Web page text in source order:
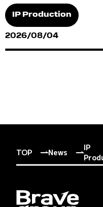
IP Production
2026/08/04
TOP News
IP